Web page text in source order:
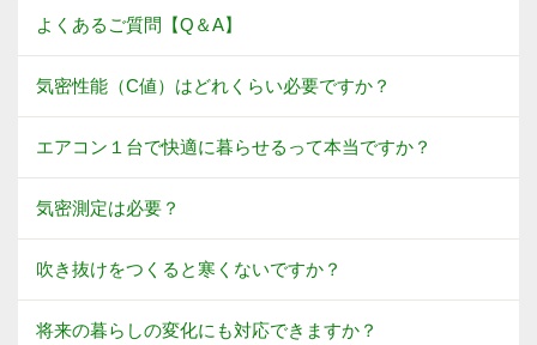
よくあるご質問【Q＆A】
気密性能（C値）はどれくらい必要ですか？
エアコン１台で快適に暮らせるって本当ですか？
気密測定は必要？
吹き抜けをつくると寒くないですか？
将来の暮らしの変化にも対応できますか？